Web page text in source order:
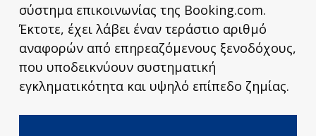
σύστημα επικοινωνίας της Booking.com.
Έκτοτε, έχει λάβει έναν τεράστιο αριθμό
αναφορών από επηρεαζόμενους ξενοδόχους,
που υποδεικνύουν συστηματική
εγκληματικότητα και υψηλό επίπεδο ζημίας.